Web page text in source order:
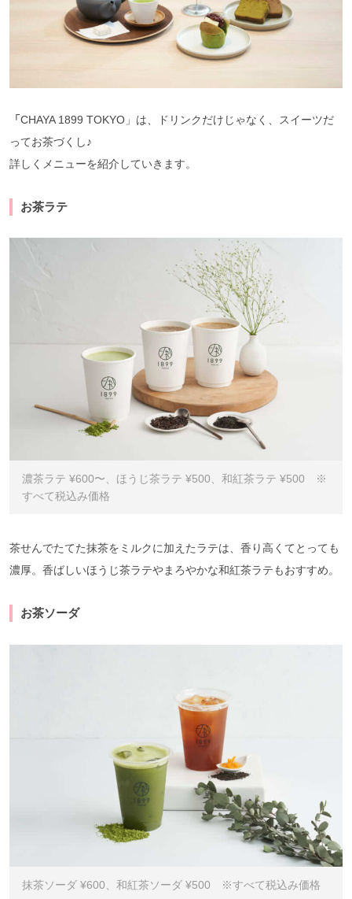
「CHAYA 1899 TOKYO」は、ドリンクだけじゃなく、スイーツだ
ってお茶づくし♪
詳しくメニューを紹介していきます。
お茶ラテ
濃茶ラテ ¥600〜、ほうじ茶ラテ ¥500、和紅茶ラテ ¥500 ※
すべて税込み価格
茶せんでたてた抹茶をミルクに加えたラテは、香り高くてとっても
濃厚。香ばしいほうじ茶ラテやまろやかな和紅茶ラテもおすすめ。
お茶ソーダ
抹茶ソーダ ¥600、和紅茶ソーダ ¥500 ※すべて税込み価格